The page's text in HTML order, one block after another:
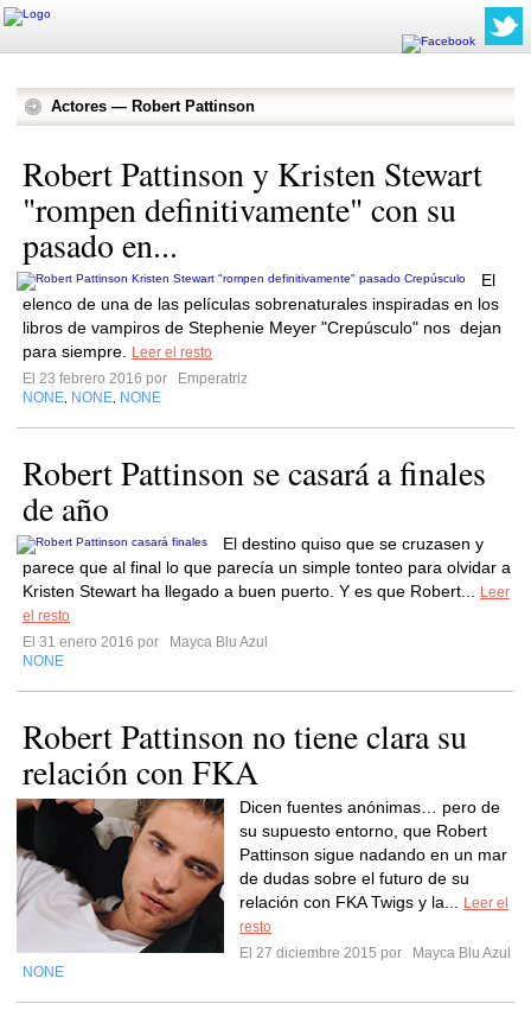
Actores — Robert Pattinson
Robert Pattinson y Kristen Stewart
"rompen definitivamente" con su
pasado en...
El
elenco de una de las películas sobrenaturales inspiradas en los
libros de vampiros de Stephenie Meyer "Crepúsculo" nos dejan
para siempre.
Leer el resto
El 23 febrero 2016 por
Emperatriz
NONE NONE NONE
Robert Pattinson se casará a finales
de año
El destino quiso que se cruzasen y
parece que al final lo que parecía un simple tonteo para olvidar a
Kristen Stewart ha llegado a buen puerto. Y es que Robert...
Leer
el resto
El 31 enero 2016 por
Mayca Blu Azul
NONE
Robert Pattinson no tiene clara su
relación con FKA
Dicen fuentes anónimas… pero de
su supuesto entorno, que Robert
Pattinson sigue nadando en un mar
de dudas sobre el futuro de su
relación con FKA Twigs y la...
Leer el
resto
El 27 diciembre 2015 por
Mayca Blu Azul
NONE